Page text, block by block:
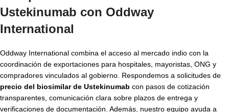
Ustekinumab con Oddway
International
Oddway International combina el acceso al mercado indio con la
coordinación de exportaciones para hospitales, mayoristas, ONG y
compradores vinculados al gobierno. Respondemos a solicitudes de
precio del biosimilar de Ustekinumab con pasos de cotización
transparentes, comunicación clara sobre plazos de entrega y
verificaciones de documentación. Además, nuestro equipo ayuda a